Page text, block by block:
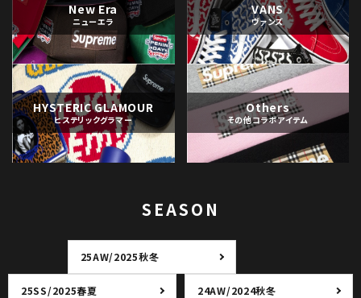
New Era
ニューエラ
VANS
ヴァンズ
HYSTERIC GLAMOUR
ヒステリックグラマー
Others
その他コラボアイテム
SEASON
25AW/2025秋冬
25SS/2025春夏 24AW/2024秋冬